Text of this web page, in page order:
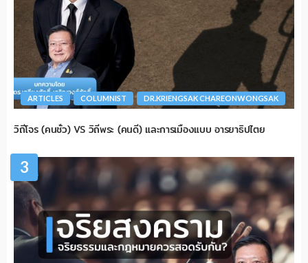
ARTICLES COLUMNIST DR.KRIENGSAK CHAREONWONGSAK
วิถีโจร (คนชั่ว) VS วิถีพระ (คนดี) และการเมืองแบบ อารยาธิปไตย
3